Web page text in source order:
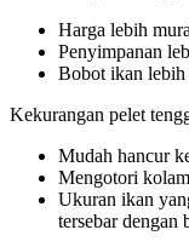
Harga lebih
Penyimpanan
Bobot ikan
Kekurangan pelet
Mudah hancur
Mengotori
Ukuran ikan
tersebar dengan